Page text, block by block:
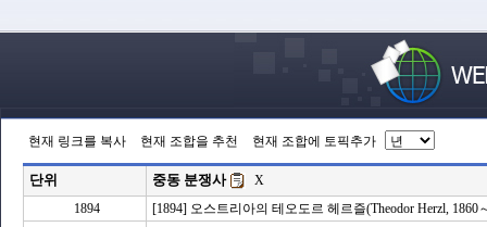
현재 링크를 복사 현재 조합을 추천 현재 조합에 토픽추가
단위 중동 분쟁사
X
1894
[1894] 오스트리아의 테오도르 헤르즐(Theodor Herzl,